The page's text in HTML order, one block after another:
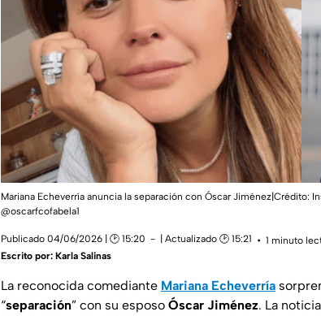
Mariana Echeverría anuncia la separación con Óscar Jiménez|Crédito:
@oscarfcofabela1
Publicado 04/06/2026 | 🕑 15:20 | Actualizado 🕑 15:21
1 minuto
Escrito por: Karla Salinas
La reconocida comediante Mariana Echeverría
“separación” con su esposo Óscar Jiménez. La